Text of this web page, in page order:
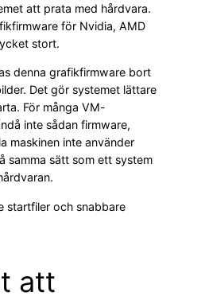
att prata med hårdvara.
för Nvidia, AMD
stort.
denna grafikfirmware bort
Det gör systemet lättare
För många VM-
inte sådan firmware,
maskinen inte använder
samma sätt som ett system
startfiler och snabbare
att